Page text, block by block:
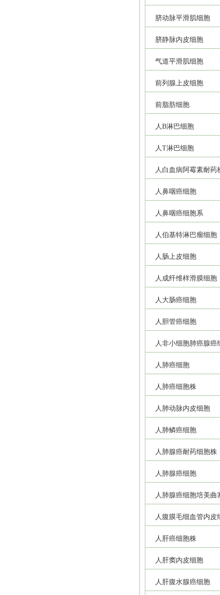
脐动脉平滑肌细胞
脐静脉内皮细胞
气道平滑肌细胞
前列腺上皮细胞
前脂肪细胞
人B淋巴细胞
人T淋巴细胞
人白血病阿霉素耐药
人鼻咽癌细胞
人鼻咽癌细胞系
人伯基特淋巴瘤细胞
人肠上皮细胞
人成纤维样滑膜细胞
人大肠癌细胞
人胆管癌细胞
人非小细胞肺癌腺癌
人肺癌细胞
人肺癌细胞株
人肺动脉内皮细胞
人肺鳞癌细胞
人肺腺癌耐药细胞株
人肺腺癌细胞
人肺腺癌细胞培美曲
人腹膜毛细血管内皮
人肝癌细胞株
人肝窦内皮细胞
人肝腹水腺癌细胞